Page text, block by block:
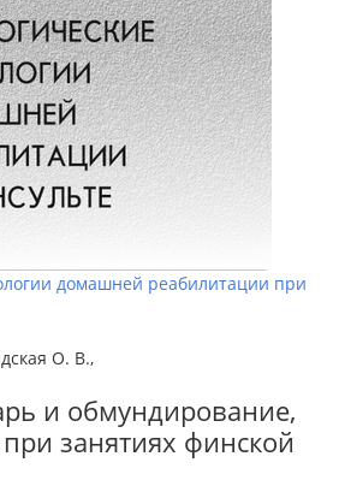
домашней реабилитации при
О. В.,
и обмундирование,
занятиях финской